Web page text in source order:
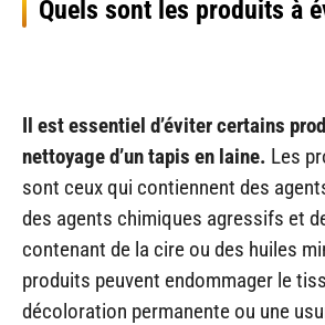
Quels sont les produits à
Il est essentiel d’éviter certains
nettoyage d’un tapis en laine. Les
sont ceux qui contiennent des
des agents chimiques agressifs et
contenant de la cire ou des huiles
produits peuvent endommager le
décoloration permanente ou une